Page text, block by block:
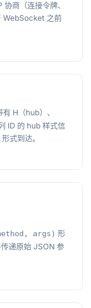
商（连接令牌、
WebSocket 之前
H（hub）、
ID 的 hub 样式信
形式到达。
args) 形
递原始 JSON 参